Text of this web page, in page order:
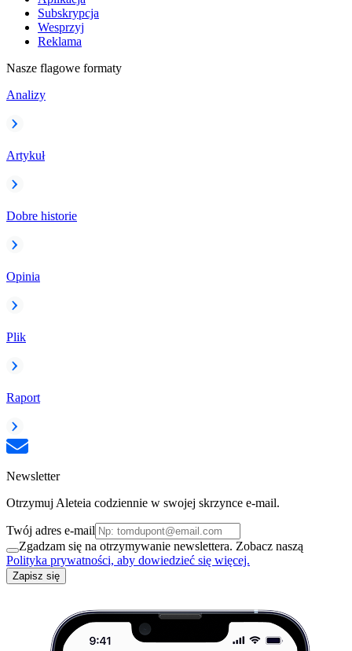
Subskrypcja
Wesprzyj
Reklama
Nasze flagowe formaty
Analizy
Artykuł
Dobre historie
Opinia
Plik
Raport
Newsletter
Otrzymuj Aleteia codziennie w swojej skrzynce e-mail.
Twój adres e-mail
Zgadzam się na otrzymywanie newslettera. Zobacz naszą
Polityka prywatności, aby dowiedzieć się więcej.
Zapisz się